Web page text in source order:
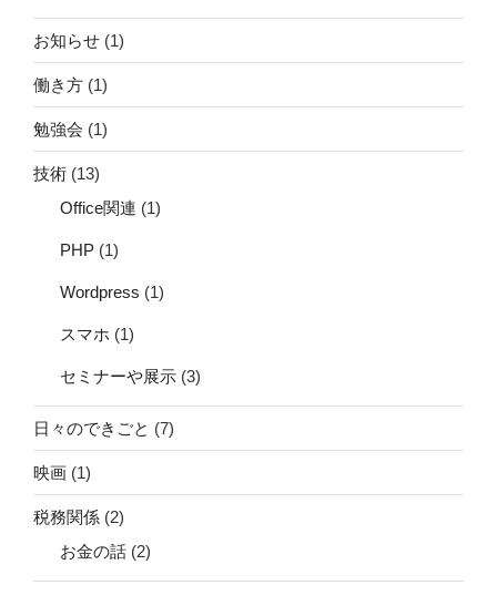
お知らせ (1)
働き方 (1)
勉強会 (1)
技術 (13)
Office関連 (1)
PHP (1)
Wordpress (1)
スマホ (1)
セミナーや展示 (3)
日々のできごと (7)
映画 (1)
税務関係 (2)
お金の話 (2)